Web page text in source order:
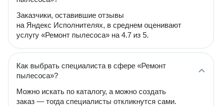
Заказчики, оставившие отзывы
на Яндекс Исполнителях, в среднем оценивают
услугу «Ремонт пылесоса» на 4.7 из 5.
Как выбрать специалиста в сфере «Ремонт
пылесоса»?
Можно искать по каталогу, а можно создать
заказ — тогда специалисты откликнутся сами.